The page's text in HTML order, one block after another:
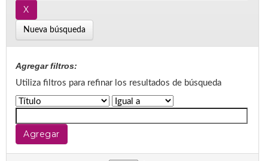
Nueva búsqueda
Agregar filtros:
Utiliza filtros para refinar los resultados de búsqueda